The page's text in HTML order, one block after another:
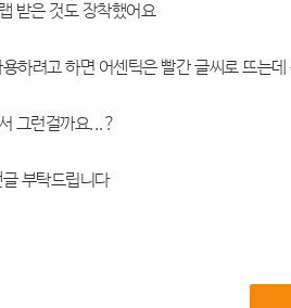
받은 것도 장착했어요
하려고 하면 어센틱은 빨간 글씨로 뜨는
그런걸까요...?
부탁드립니다